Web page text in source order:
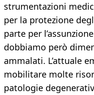
strumentazioni
per la protezione
parte per
dobbiamo però
ammalati. L’attuale
mobilitare molte
patologie